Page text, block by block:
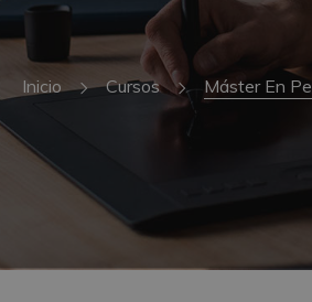
Inicio Cursos Máster En